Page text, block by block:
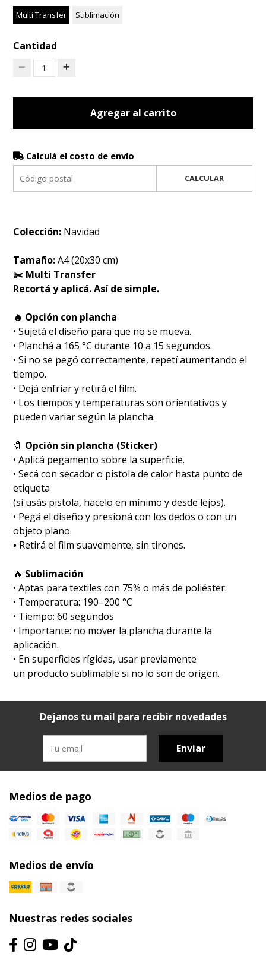
Multi Transfer Sublimación
Cantidad
1
Agregar al carrito
Calculá el costo de envío
CALCULAR
Colección: Navidad
Tamaño:A4 (20x30 cm)
✂️ Multi Transfer
Recortá y aplicá. Así de simple.
🔥 Opción con plancha
• Sujetá el diseño para que no se mueva.
• Planchá a 165 °C durante 10 a 15 segundos.
• Si no se pegó correctamente, repetí aumentando el
tiempo.
• Dejá enfriar y retirá el film.
• Los tiempos y temperaturas son orientativos y
pueden variar según la plancha.
🧷 Opción sin plancha (Sticker)
• Aplicá pegamento sobre la superficie.
• Secá con secador o pistola de calor hasta punto de
etiqueta
(si usás pistola, hacelo en mínimo y desde lejos).
• Pegá el diseño y presioná con los dedos o con un
objeto plano.
• Retirá el film suavemente, sin tirones.
🔥 Sublimación
•⁠ ⁠Aptas para textiles con 75% o más de poliéster.
•⁠ ⁠Temperatura: 190–200 °C
•⁠ ⁠Tiempo: 60 segundos
•⁠ ⁠Importante: no mover la plancha durante la
aplicación.
• En superficies rígidas, usar previamente
un producto sublimable si no lo son de origen.
Dejanos tu mail para recibir novedades
Enviar
Medios de pago
Medios de envío
Nuestras redes sociales